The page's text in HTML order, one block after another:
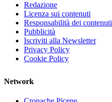
Redazione
Licenza sui contenuti
Responsabilità dei contenuti
Pubblicità
Iscriviti alla Newsletter
Privacy Policy
Cookie Policy
Network